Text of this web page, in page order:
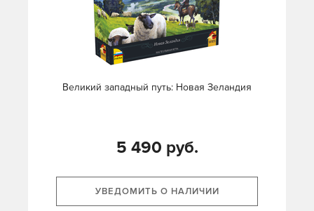
Великий западный путь: Новая Зеландия
5 490 руб.
УВЕДОМИТЬ О НАЛИЧИИ